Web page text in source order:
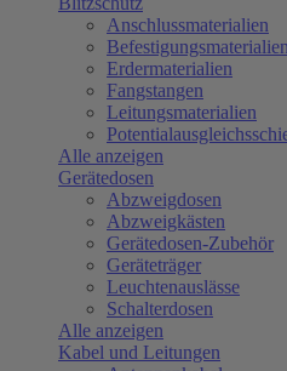
Anschlussmaterialien
Befestigungsmaterialien
Erdermaterialien
Fangstangen
Leitungsmaterialien
Alle anzeigen
Gerätedosen
Abzweigdosen
Abzweigkästen
Gerätedosen-Zubehör
Geräteträger
Leuchtenauslässe
Schalterdosen
Alle anzeigen
Kabel und Leitungen